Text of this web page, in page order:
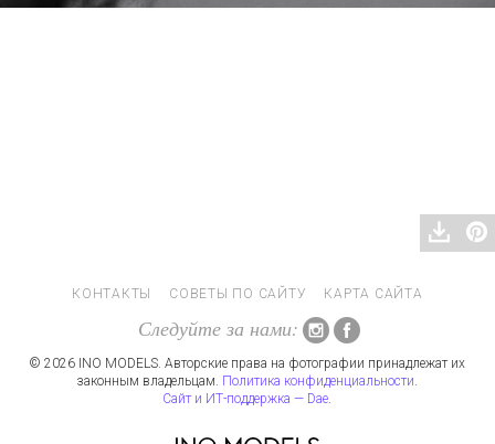
КОНТАКТЫ СОВЕТЫ ПО САЙТУ КАРТА САЙТА
Следуйте за нами:
© 2026 INO MODELS. Авторские права на фотографии принадлежат их
законным владельцам. Политика конфиденциальности.
Сайт и ИТ-поддержка — Dae.